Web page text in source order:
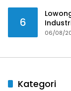
6
06/08/
Kategori